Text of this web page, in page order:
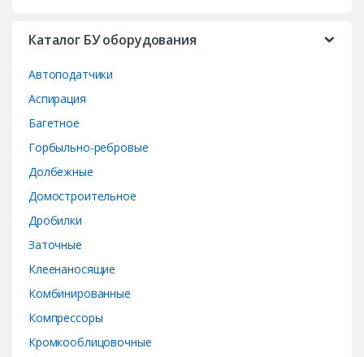
Каталог БУ оборудования
Автоподатчики
Аспирация
Багетное
Горбыльно-ребровые
Долбежные
Домостроительное
Дробилки
Заточные
Клеенаносящие
Комбинированные
Компрессоры
Кромкооблицовочные